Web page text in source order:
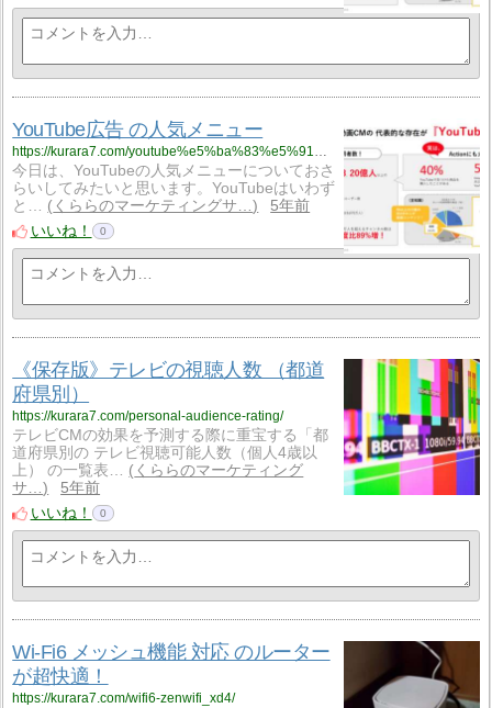
YouTube広告 の人気メニュー
今日は、YouTubeの人気メニューについておさ
らいしてみたいと思います。YouTubeはいわず
と…
くららのマーケティングサ…
5年前
いいね！
0
《保存版》テレビの視聴人数 （都道
府県別）
https://kurara7.com/personal-audience-rating/
テレビCMの効果を予測する際に重宝する「都
道府県別の テレビ視聴可能人数（個人4歳以
上） の一覧表…
くららのマーケティング
サ…
5年前
いいね！
0
Wi-Fi6 メッシュ機能 対応 のルーター
が超快適！
https://kurara7.com/wifi6-zenwifi_xd4/